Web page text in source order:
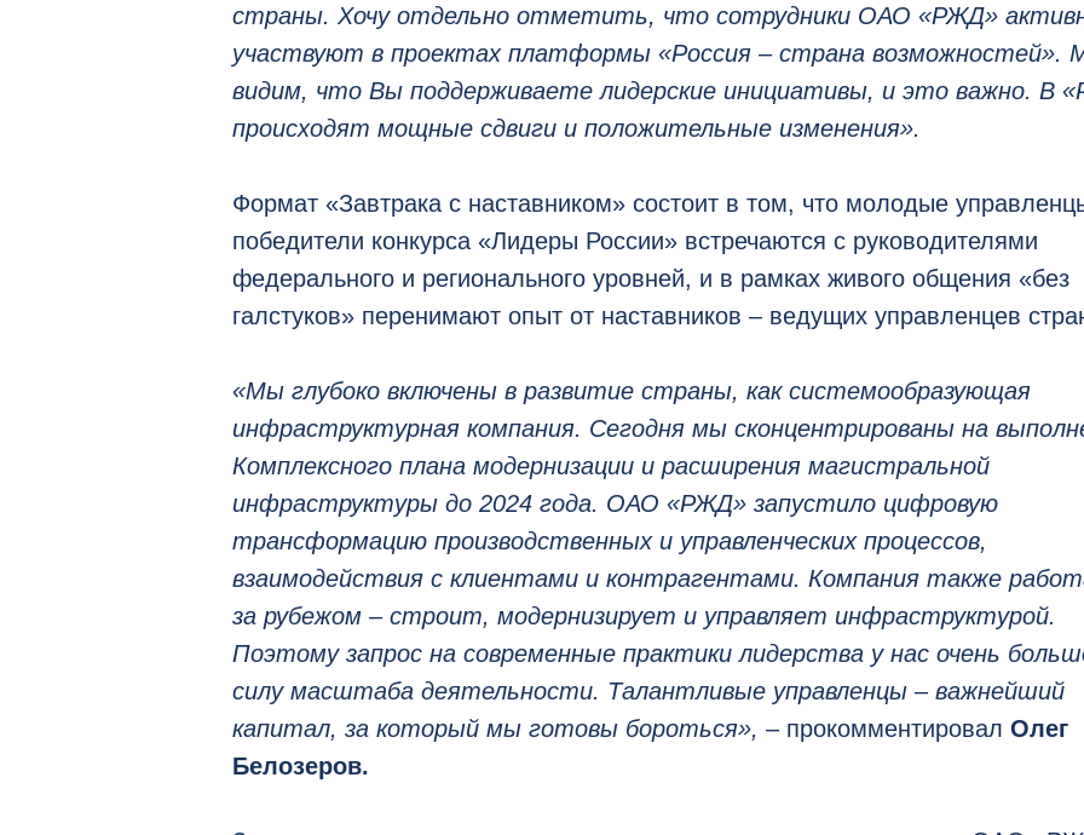
страны. Хочу отдельно отметить, что сотрудники ОАО «РЖД»
участвуют в проектах платформы «Россия – страна возможностей».
видим, что Вы поддерживаете лидерские инициативы, и это важно. В
происходят мощные сдвиги и положительные изменения».
Формат «Завтрака с наставником» состоит в том, что молодые
победители конкурса «Лидеры России» встречаются с руководителями
федерального и регионального уровней, и в рамках живого общения «без
галстуков» перенимают опыт от наставников – ведущих управленцев
«Мы глубоко включены в развитие страны, как системообразующая
инфраструктурная компания. Сегодня мы сконцентрированы на
Комплексного плана модернизации и расширения магистральной
инфраструктуры до 2024 года. ОАО «РЖД» запустило цифровую
трансформацию производственных и управленческих процессов,
взаимодействия с клиентами и контрагентами. Компания также
за рубежом – строит, модернизирует и управляет инфраструктурой.
Поэтому запрос на современные практики лидерства у нас очень
силу масштаба деятельности. Талантливые управленцы – важнейший
капитал, за который мы готовы бороться», – прокомментировал Олег
Белозеров.